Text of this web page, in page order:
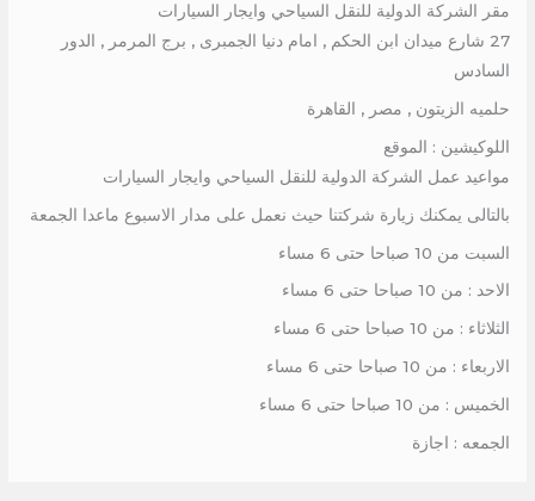
مقر الشركة الدولية للنقل السياحي وايجار السيارات
27 شارع ميدان ابن الحكم , امام دنيا الجمبرى , برج المرمر , الدور
السادس
حلميه الزيتون , مصر , القاهرة
اللوكيشين : الموقع
مواعيد عمل الشركة الدولية للنقل السياحي وايجار السيارات
بالتالى يمكنك زيارة شركتنا حيث نعمل على مدار الاسبوع ماعدا الجمعة
السبت من 10 صباحا حتى 6 مساء
الاحد : من 10 صباحا حتى 6 مساء
الثلاثاء : من 10 صباحا حتى 6 مساء
الاربعاء : من 10 صباحا حتى 6 مساء
الخميس : من 10 صباحا حتى 6 مساء
الجمعه : اجازة